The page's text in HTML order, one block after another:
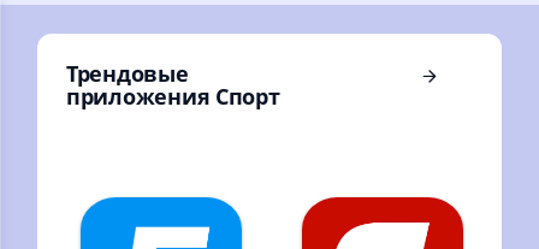
Трендовые
приложения Спорт